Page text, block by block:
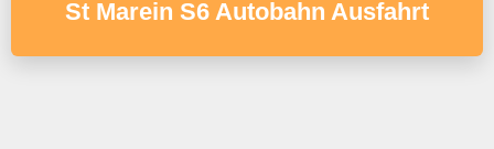
St Marein S6 Autobahn Ausfahrt